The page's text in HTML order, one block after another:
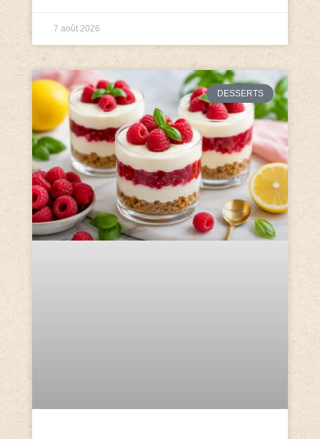
7 août 2026
DESSERTS